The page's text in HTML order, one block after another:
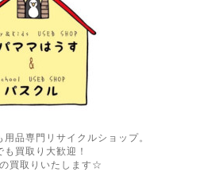
品専門リサイクルショップ。
も買取り大歓迎！
買取りいたします☆